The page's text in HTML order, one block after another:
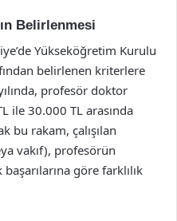
Belirlenmesi
Yükseköğretim Kurulu
belirlenen kriterlere
profesör doktor
ile 30.000 TL arasında
bu rakam, çalışılan
vakıf), profesörün
göre farklılık